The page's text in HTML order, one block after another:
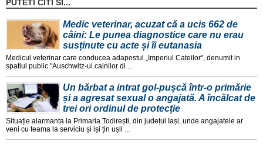
PUTETI CITI SI...
Medic veterinar, acuzat că a ucis 662 de
câini: Le punea diagnostice care nu erau
susținute cu acte și îi eutanasia
Medicul veterinar care conducea adapostul „Imperiul Cateilor", denumit in
spatiul public "Auschwitz-ul cainilor di ...
Un bărbat a intrat gol-pușcă într-o primărie
și a agresat sexual o angajată. A încălcat de
trei ori ordinul de protecție
Situație alarmanta la Primaria Todirești, din județul Iași, unde angajatele ar
veni cu teama la serviciu și iși țin ușil ...